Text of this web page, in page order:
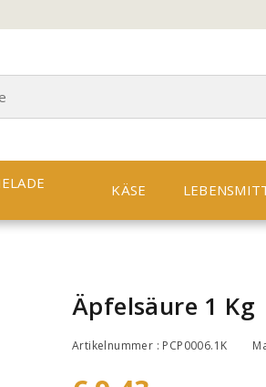
KÄSE
Äpfelsäure 1 Kg
Artikelnummer : PCP0006.1K